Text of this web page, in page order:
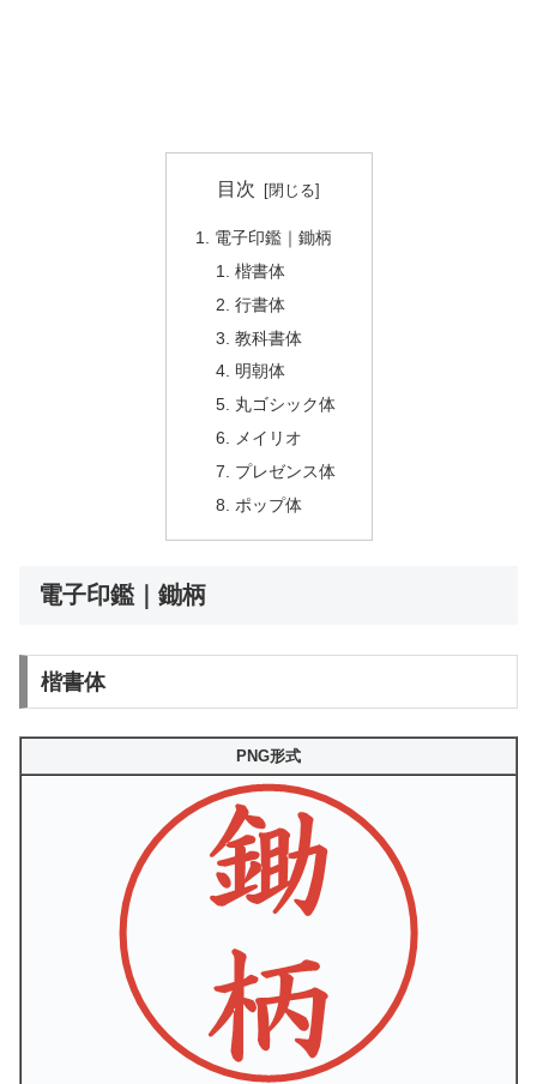
目次
電子印鑑｜鋤柄
楷書体
行書体
教科書体
明朝体
丸ゴシック体
メイリオ
プレゼンス体
ポップ体
電子印鑑｜鋤柄
楷書体
PNG形式